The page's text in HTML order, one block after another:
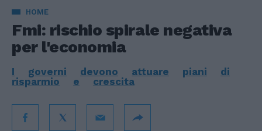
HOME
Fmi: rischio spirale negativa
per l'economia
I governi devono attuare piani
di
risparmio
e crescita